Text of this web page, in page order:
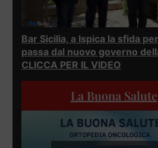
Bar Sicilia, a Ispica la sfida
passa dal nuovo governo
CLICCA PER IL VIDEO
La Buona Salute